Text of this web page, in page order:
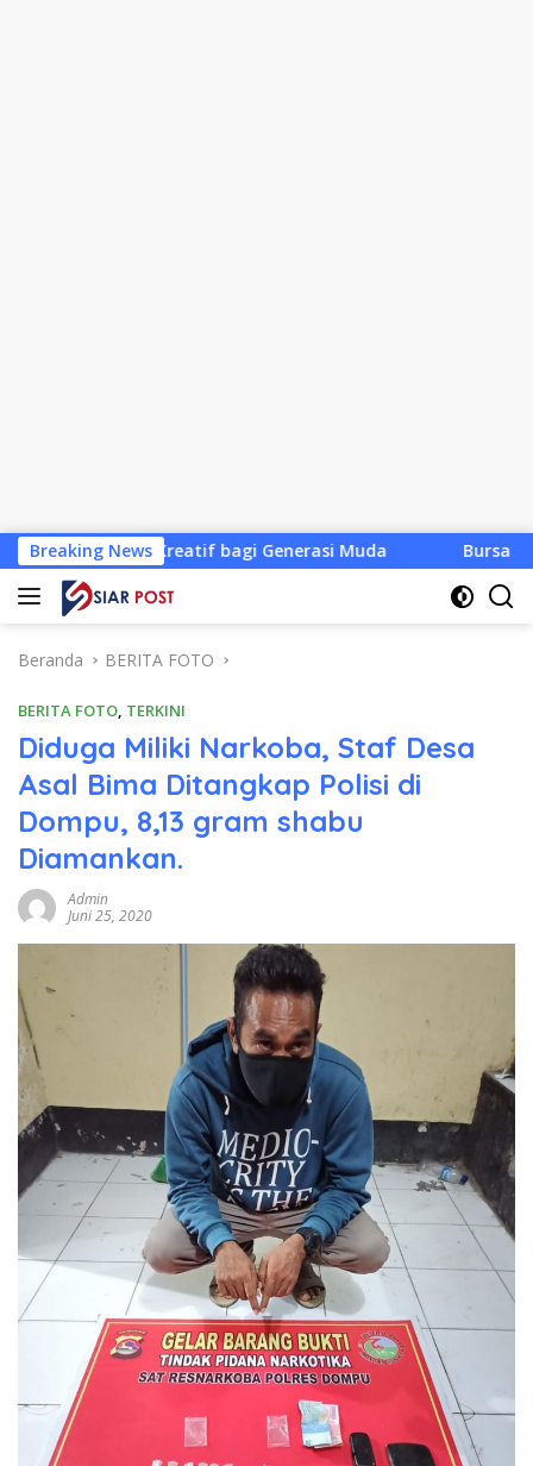
Langsung
ke
konten
Breaking News
bagi Generasi Muda Bursa Ketua KONI NTB Dibuka,
Beranda BERITA FOTO
BERITA FOTO, TERKINI
Diduga Miliki Narkoba, Staf Desa
Asal Bima Ditangkap Polisi di
Dompu, 8,13 gram shabu
Diamankan.
Admin
Juni 25, 2020